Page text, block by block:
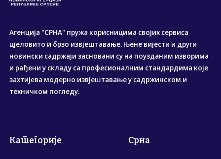
Агенција "СРНА" пружа корисницима својих сервиса
цјеловито и брзо извјештавање. Њене вијести и други
новински садржаји засновани су на поузданим изворима
и рађени у складу са професионалним стандардима које
захтијева модерно извјештавање у садржинском и
техничком погледу.
Категорије Срна